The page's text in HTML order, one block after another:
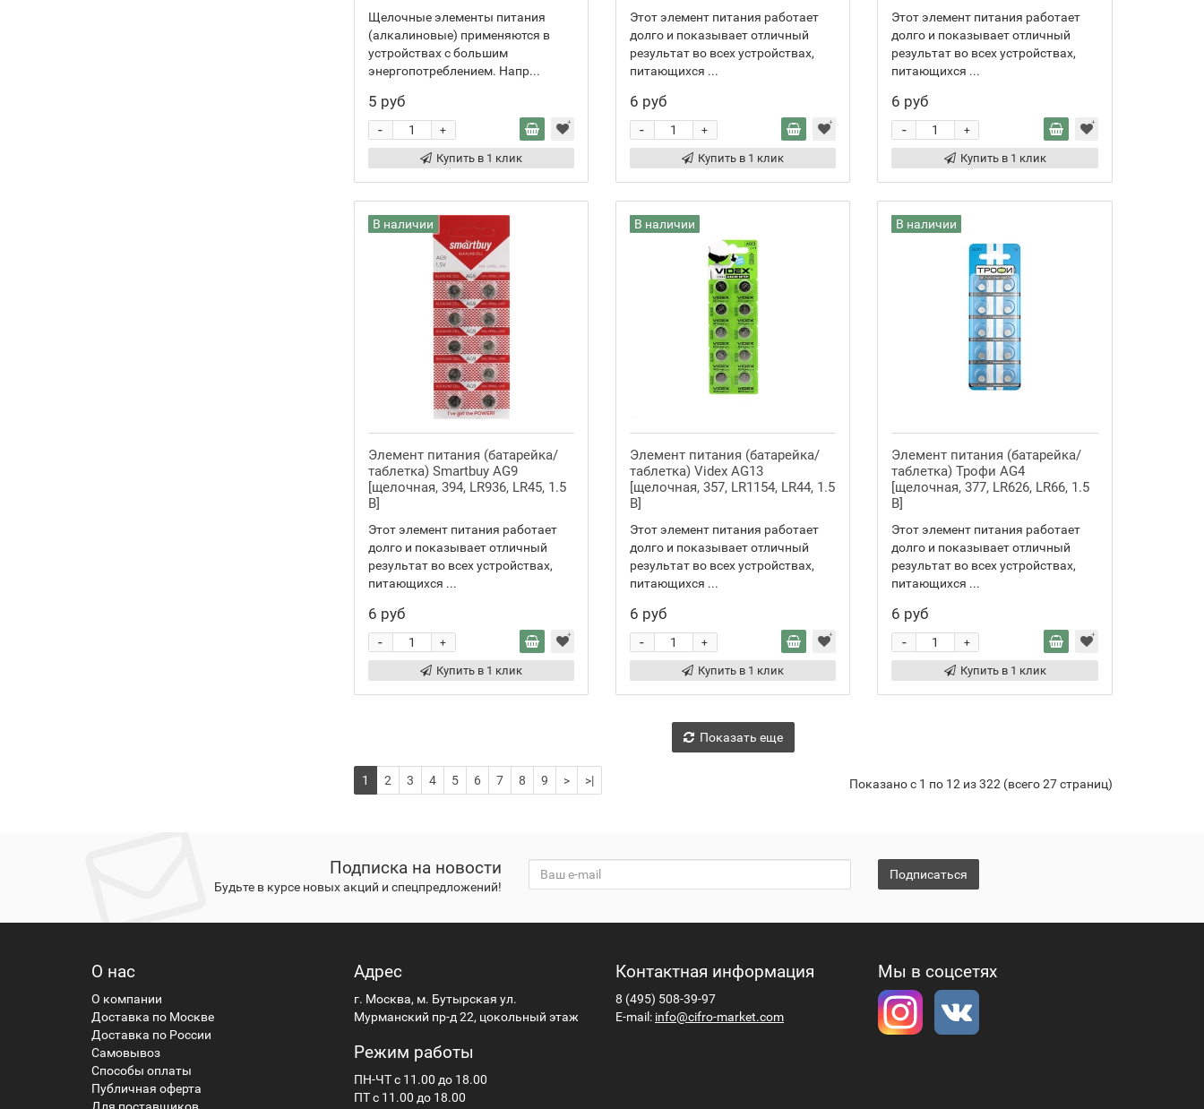
3
365
2
SR1116W
SR1116SW
370
SR920W
SR69
Щелочные элементы питания
(алкалиновые) применяются в
устройствах с большим
энергопотреблением. Напр...
5 руб
+
-
Купить в 1 клик
Этот элемент питания работает
долго и показывает отличный
результат во всех устройствах,
питающихся ...
6 руб
+
-
Купить в 1 клик
Этот элемент питания работает
долго и показывает отличный
результат во всех устройствах,
питающихся ...
6 руб
+
-
Купить в 1 клик
В наличии
Элемент питания (батарейка/
таблетка) Smartbuy AG9
[щелочная, 394, LR936, LR45, 1.5
В]
Этот элемент питания работает
долго и показывает отличный
результат во всех устройствах,
питающихся ...
6 руб
+
-
Купить в 1 клик
В наличии
Элемент питания (батарейка/
таблетка) Videx AG13
[щелочная, 357, LR1154, LR44, 1.5
В]
Этот элемент питания работает
долго и показывает отличный
результат во всех устройствах,
питающихся ...
6 руб
+
-
Купить в 1 клик
В наличии
Элемент питания (батарейка/
таблетка) Трофи AG4
[щелочная, 377, LR626, LR66, 1.5
В]
Этот элемент питания работает
долго и показывает отличный
результат во всех устройствах,
питающихся ...
6 руб
+
-
Купить в 1 клик
Показать еще
1 2 3 4 5 6 7 8 9 > >| Показано с 1 по 12 из 322 (всего 27 страниц)
Подписка на новости
Будьте в курсе новых акций и спецпредложений!
Подписаться
О нас
О компании
Доставка по Москве
Доставка по России
Самовывоз
Способы оплаты
Публичная оферта
Адрес
г. Москва, м. Бутырская ул.
Мурманский пр-д 22, цокольный этаж
Режим работы
ПН-ЧТ с 11.00 до 18.00
ПТ с 11.00 до 18.00
Контактная информация
8 (495) 508-39-97
E-mail: info@cifro-market.com
Мы в соцсетях